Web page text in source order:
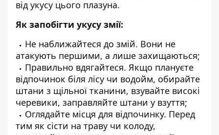
від укусу цього плазуна.
Як запобігти укусу змії:
Не наближайтеся до змій. Вони не
атакують першими, а лише захищаються;
Правильно вдягайтеся. Якщо плануєте
відпочинок біля лісу чи водойм, обирайте
штани з щільної тканини, взувайте високі
черевики, заправляйте штани у взуття;
Оглядайте місця для відпочинку. Перед
тим як сісти на траву чи колоду,